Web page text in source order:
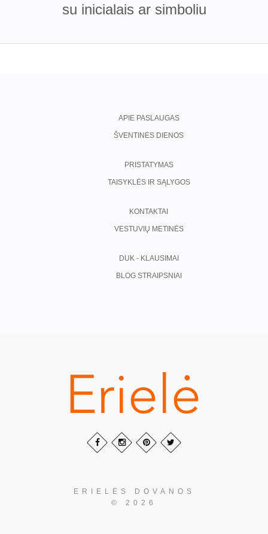
su inicialais ar simboliu
APIE PASLAUGAS
ŠVENTINĖS DIENOS
PRISTATYMAS
TAISYKLĖS IR SĄLYGOS
KONTAKTAI
VESTUVIŲ METINĖS
DUK - KLAUSIMAI
BLOG STRAIPSNIAI
ERIELĖS DOVANOS
© 2026